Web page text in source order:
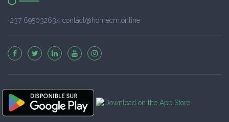
+237 695032634 contact@homecm.online